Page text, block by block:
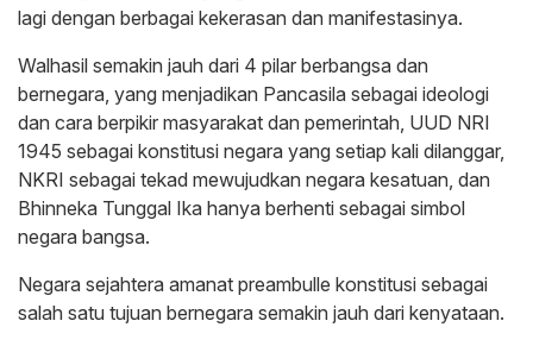
lagi dengan berbagai kekerasan dan manifestasinya.
Walhasil semakin jauh dari 4 pilar berbangsa dan
bernegara, yang menjadikan Pancasila sebagai ideologi
dan cara berpikir masyarakat dan pemerintah, UUD NRI
1945 sebagai konstitusi negara yang setiap kali dilanggar,
NKRI sebagai tekad mewujudkan negara kesatuan, dan
Bhinneka Tunggal Ika hanya berhenti sebagai simbol
negara bangsa.
Negara sejahtera amanat preambulle konstitusi sebagai
salah satu tujuan bernegara semakin jauh dari kenyataan.